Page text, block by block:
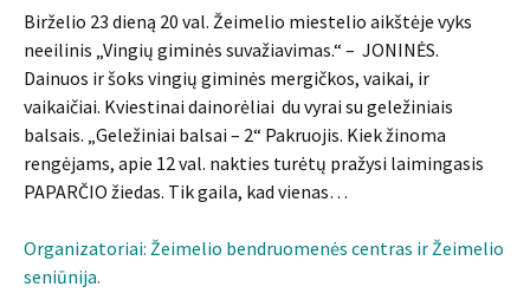
Birželio 23 dieną 20 val. Žeimelio miestelio aikštėje vyks
neeilinis „Vingių giminės suvažiavimas.“ – JONINĖS.
Dainuos ir šoks vingių giminės mergičkos, vaikai, ir
vaikaičiai. Kviestinai dainorėliai du vyrai su geležiniais
balsais. „Geležiniai balsai – 2“ Pakruojis. Kiek žinoma
rengėjams, apie 12 val. nakties turėtų pražysi laimingasis
PAPARČIO žiedas. Tik gaila, kad vienas…
Organizatoriai: Žeimelio bendruomenės centras ir Žeimelio
seniūnija.